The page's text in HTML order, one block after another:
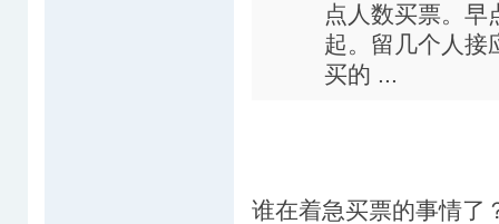
点人数买票。早
起。留几个人接
买的 ...
谁在着急买票的事情了